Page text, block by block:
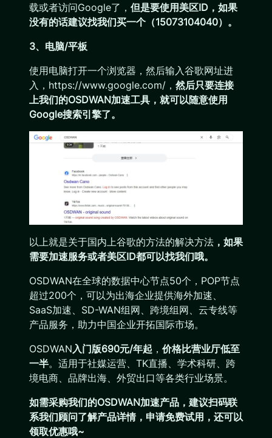
载或者访问Google了， 但是要使用美区ID，如果
没有的话建议找我们买一个（15073104040）。
3、电脑/平板
使用电脑打开一个浏览器，然后输入谷歌网址进
入，https://www.google.com/， 然后只要连接
上我们的OSDWAN加速工具，就可以随意使用
Google搜索引擎了。
以上就是关于国内上谷歌的方法的解决方法 ，如果
需要加速服务或者美区ID都可以找我们哦。
OSDWAN在全球的数据中心节点50个，POP节点
超过200个，可以为出海企业提供海外加速、
SaaS加速、SD-WAN组网、跨境组网、云专线等
产品服务，助力中国企业开拓国际市场。
OSDWAN入门版690元/年起 ， 价格比营业厅低至
一半。适用于社媒运营、TK直播、学术科研、跨
境电商、品牌出海、外贸出口等各类行业场景。
如需采购我们的OSDWAN加速产品，建议扫码联
系我们顾问了解产品详情，申请免费试用，还可以
领取优惠哦~